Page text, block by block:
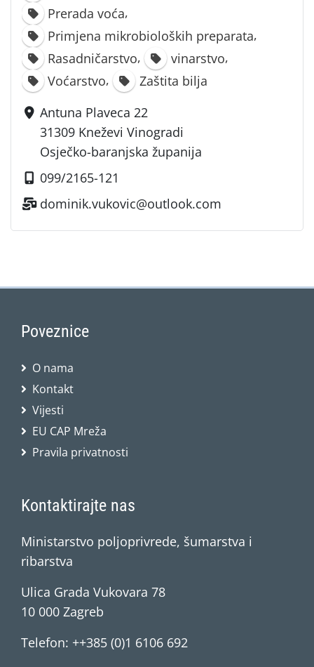
Prerada voća,
Primjena mikrobioloških preparata,
Rasadničarstvo, vinarstvo,
Voćarstvo,
Zaštita bilja
Antuna Plaveca 22
31309 Kneževi Vinogradi
Osječko-baranjska županija
099/2165-121
dominik.vukovic@outlook.com
Poveznice
O nama
Kontakt
Vijesti
EU CAP Mreža
Pravila privatnosti
Kontaktirajte nas
Ministarstvo poljoprivrede, šumarstva i
ribarstva
Ulica Grada Vukovara 78
10 000 Zagreb
Telefon: ++385 (0)1 6106 692